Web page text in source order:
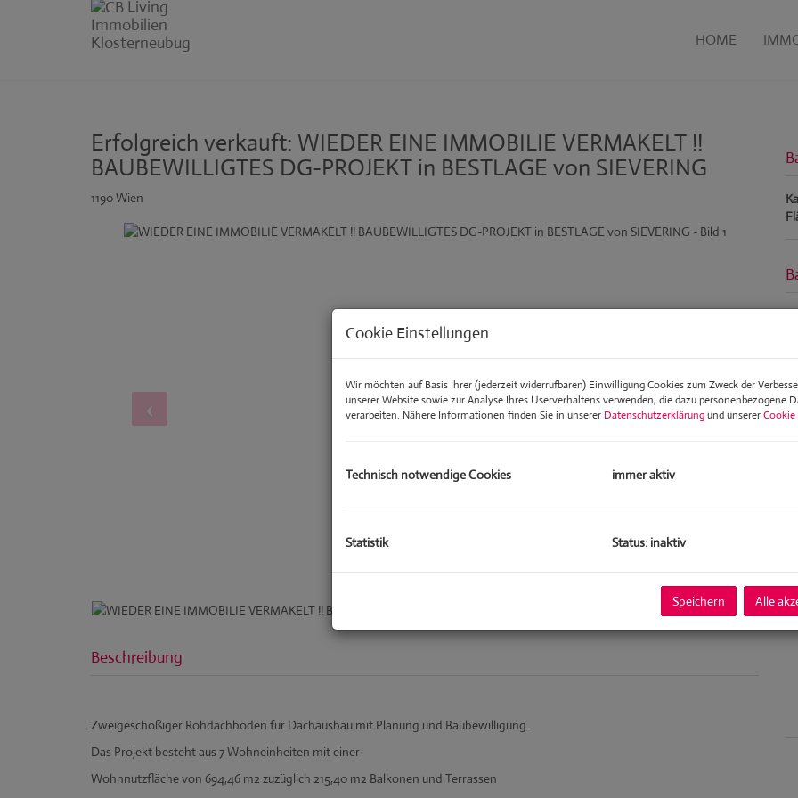
HOME
Erfolgreich verkauft: WIEDER EINE IMMOBILIE VERMAKELT !!
BAUBEWILLIGTES DG-PROJEKT in BESTLAGE von SIEVERING
1190 Wien
Beschreibung
Zweigeschoßiger Rohdachboden für Dachausbau mit Planung und Baubewilligung.
Das Projekt besteht aus 7 Wohneinheiten mit einer
Wohnnutzfläche von 694,46 m2 zuzüglich 215,40 m2 Balkonen und Terrassen
Cookie Einstellungen
Wir möchten auf Basis Ihrer (jederzeit widerrufbaren) Einwilligung Cookies zum Zweck der
unserer Website sowie zur Analyse Ihres Userverhaltens verwenden, die dazu personenbezogene
verarbeiten. Nähere Informationen finden Sie in unserer Datenschutzerklärungund unsererCookie
Technisch notwendige Cookies immer aktiv
Statistik Status: inaktiv
Speichern Alle